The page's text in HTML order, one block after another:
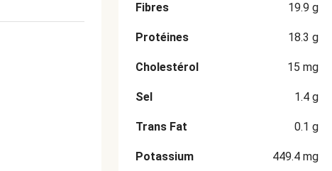
Fibres 19.9 g
Protéines 18.3 g
Cholestérol 15 mg
Sel 1.4 g
Trans Fat 0.1 g
Potassium 449.4 mg